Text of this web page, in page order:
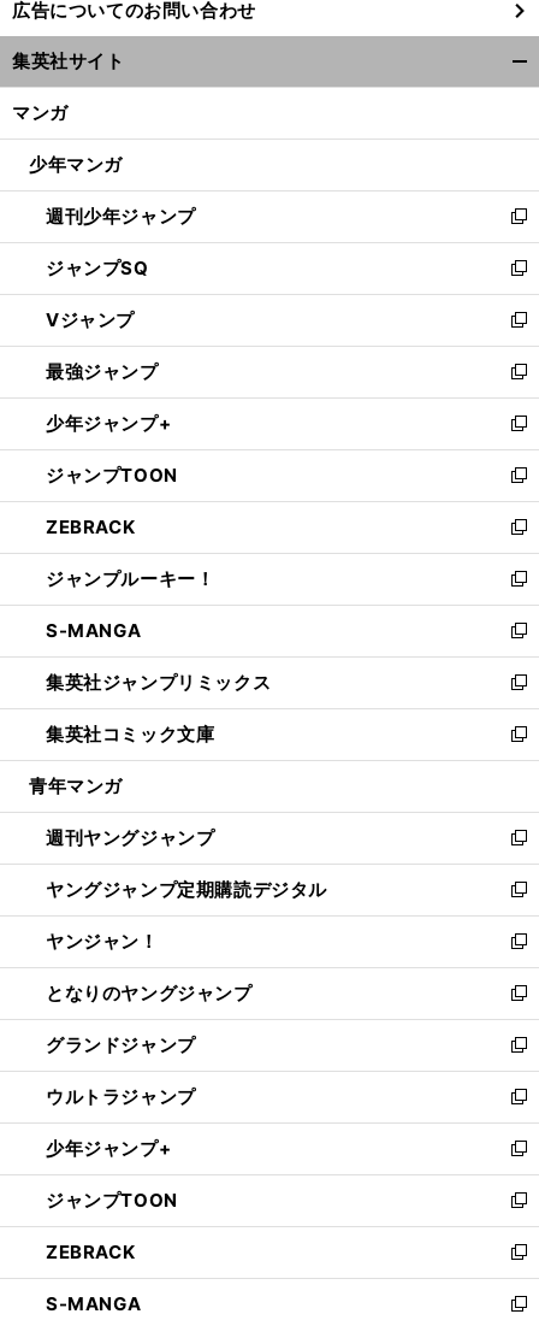
い
ウ
ィ
ン
ウ
開
く
広告についてのお問い合わせ
集英社サイト
マンガ
少年マンガ
週刊少年ジャンプ
新
し
い
ウ
ィ
ン
ド
ウ
で
開
く
ジャンプSQ
新
し
い
ウ
ィ
ン
ド
ウ
で
開
く
Vジャンプ
新
し
い
ウ
ィ
ン
ド
ウ
で
開
く
最強ジャンプ
新
し
い
ウ
ィ
ン
ド
ウ
で
開
く
少年ジャンプ+
新
し
い
ウ
ィ
ン
ド
ウ
で
開
く
ジャンプTOON
新
し
い
ウ
ィ
ン
ド
ウ
で
開
く
ZEBRACK
新
し
い
ウ
ィ
ン
ド
ウ
で
開
ジャンプルーキー！
新
し
い
ウ
ィ
ン
ド
ウ
開
く
S-MANGA
新
し
い
ウ
ィ
ン
ウ
で
開
く
集英社ジャンプリミックス
新
し
い
ウ
ン
ド
ウ
で
開
く
集英社コミック文庫
新
し
ウ
ィ
ン
ド
ウ
で
開
く
青年マンガ
週刊ヤングジャンプ
新
し
い
ウ
ィ
ン
ド
ウ
で
開
く
ヤングジャンプ定期購読デジタル
新
し
い
ウ
ィ
ン
ド
ウ
で
開
く
ヤンジャン！
新
し
い
ウ
ィ
ン
ド
ウ
で
開
く
となりのヤングジャンプ
新
し
い
ウ
ィ
ン
ド
ウ
で
開
く
グランドジャンプ
新
し
い
ウ
ィ
ン
ド
ウ
で
開
く
ウルトラジャンプ
新
し
い
ウ
ィ
ン
ド
ウ
で
少年ジャンプ+
新
し
い
ウ
ィ
ン
ド
ジャンプTOON
新
し
い
ウ
ィ
ZEBRACK
新
し
い
S-MANGA 新